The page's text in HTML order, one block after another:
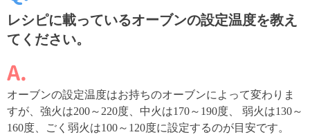
レシピに載っているオーブンの設定温度を教え
てください。
オーブンの設定温度はお持ちのオーブンによって変わりま
すが、強火は200～220度、中火は170～190度、 弱火は130～
160度、ごく弱火は100～120度に設定するのが目安です。